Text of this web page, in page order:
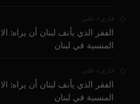
قارىء على
الفقر الذي يأنف لبنان أن يراه:
المنسية في لبنان
قارىء على
الفقر الذي يأنف لبنان أن يراه:
المنسية في لبنان